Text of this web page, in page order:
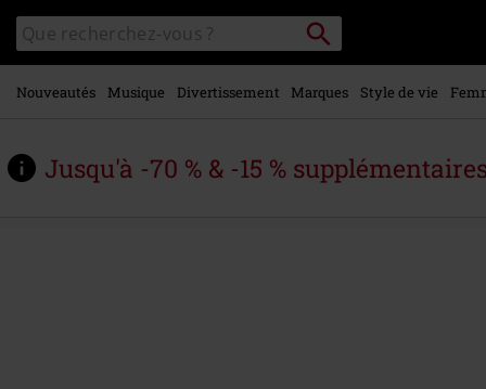
contenu
principal
Rechercher
sur
le
catalogue
Rechercher
Nouveautés Musique Divertissement Marques Style de vie
Jusqu'à -70 % & -15 %